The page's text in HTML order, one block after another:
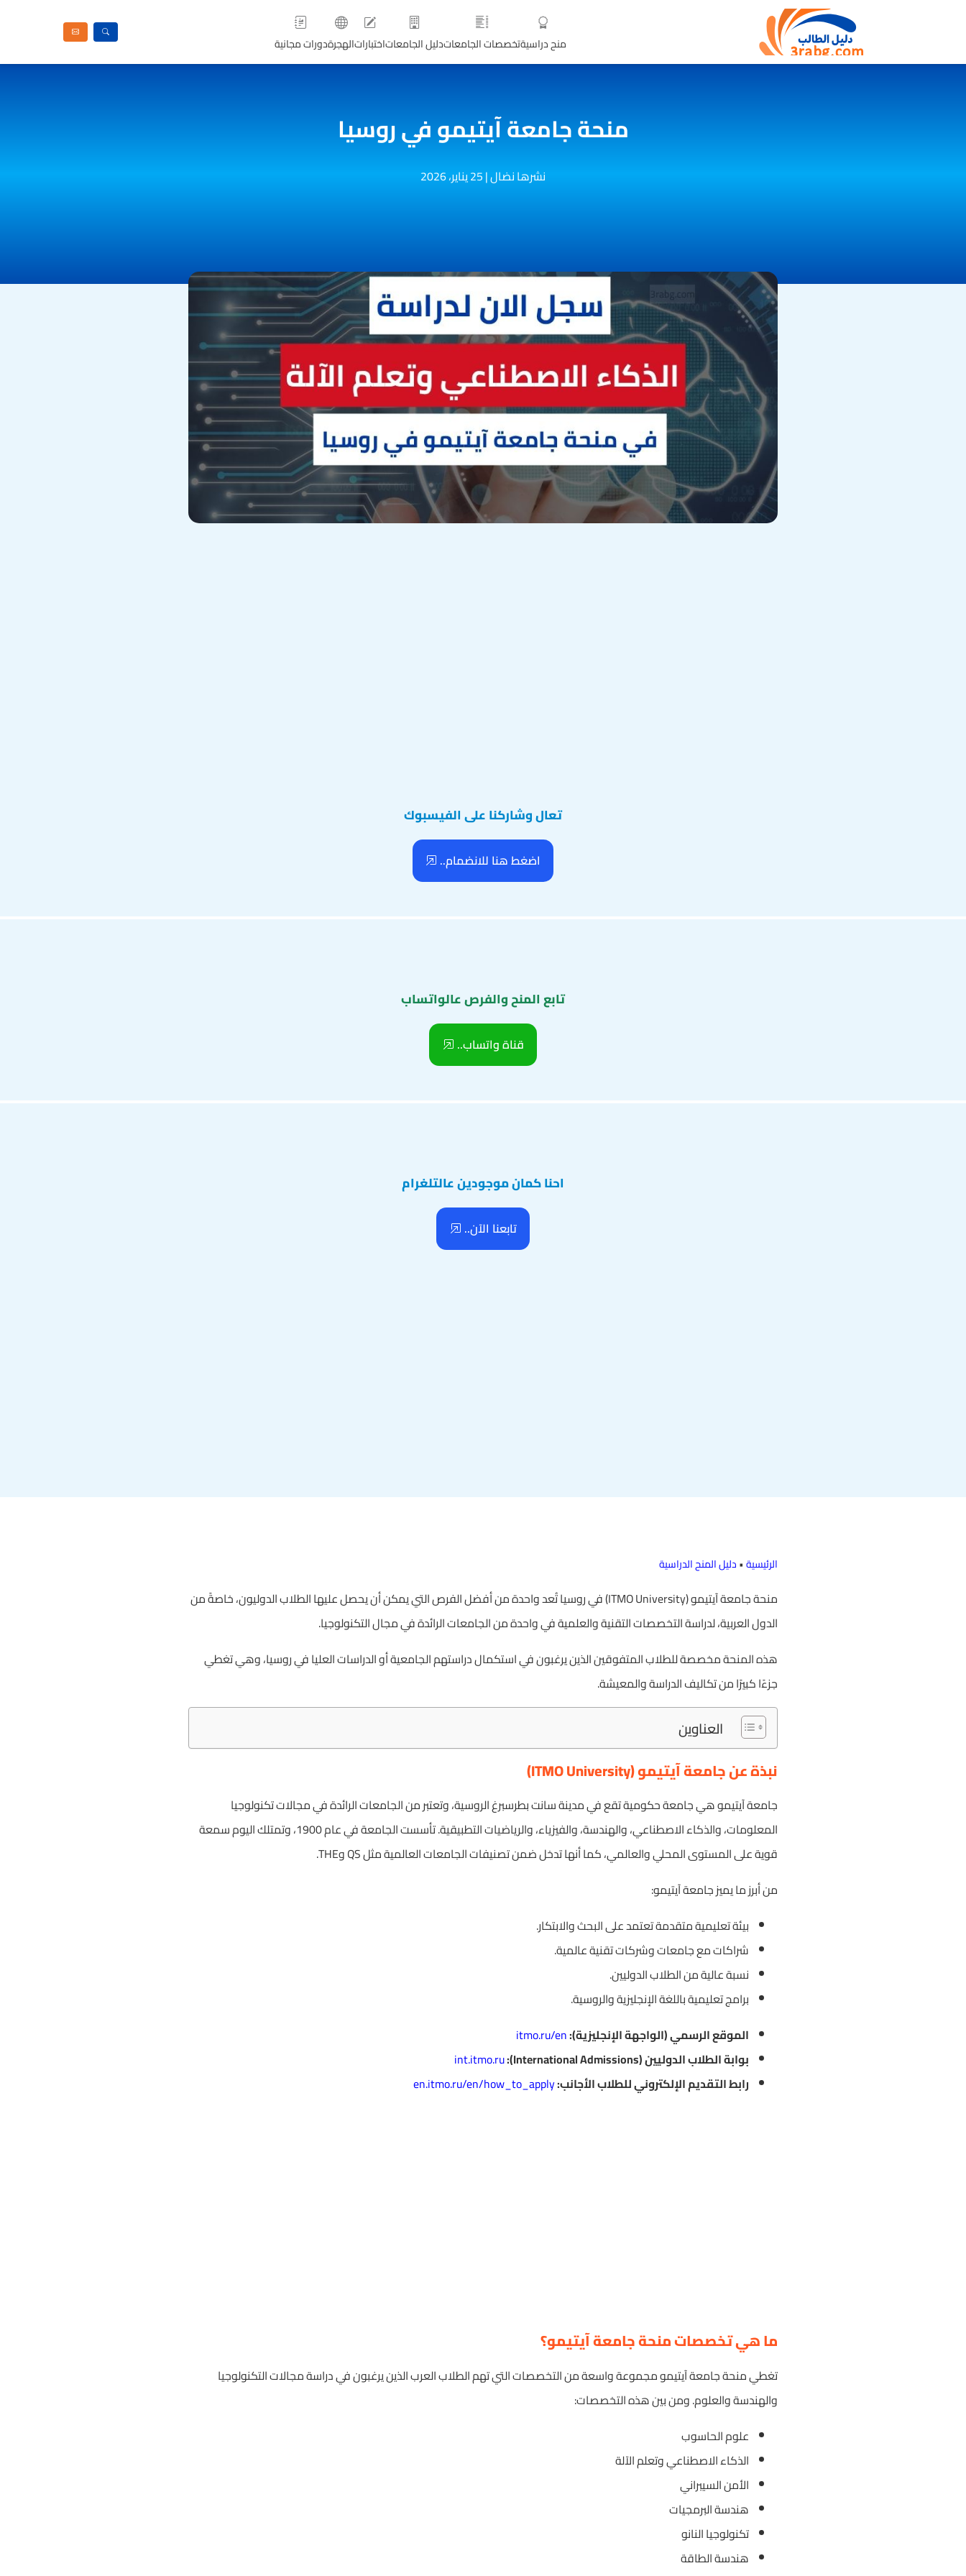
منح دراسيةتخصصات الجامعاتدليل الجامعاتاختباراتالهجرةدورات مجانية
منحة جامعة آيتيمو في روسيا
نشرها نضال|25 يناير، 2026
تعال وشاركنا على الفيسبوك
اضغط هنا للانضمام..
تابع المنح والفرص عالواتساب
قناة واتساب..
احنا كمان موجودين عالتلغرام
تابعنا الآن..
الرئيسية•دليل المنح الدراسية
منحة جامعة آيتيمو (ITMO University) في روسيا تُعد واحدة من أفضل الفرص التي يمكن أن يحصل عليها الطلاب الدوليون، خاصةً من
الدول العربية، لدراسة التخصصات التقنية والعلمية في واحدة من الجامعات الرائدة في مجال التكنولوجيا.
هذه المنحة مخصصة للطلاب المتفوقين الذين يرغبون في استكمال دراستهم الجامعية أو الدراسات العليا في روسيا، وهي تغطي
جزءًا كبيرًا من تكاليف الدراسة والمعيشة.
العناوين
نبذة عن جامعة آيتيمو (ITMO University)
جامعة آيتيمو هي جامعة حكومية تقع في مدينة سانت بطرسبرغ الروسية، وتعتبر من الجامعات الرائدة في مجالات تكنولوجيا
المعلومات، والذكاء الاصطناعي، والهندسة، والفيزياء، والرياضيات التطبيقية. تأسست الجامعة في عام 1900، وتمتلك اليوم سمعة
قوية على المستوى المحلي والعالمي، كما أنها تدخل ضمن تصنيفات الجامعات العالمية مثل QS وTHE.
من أبرز ما يميز جامعة آيتيمو:
بيئة تعليمية متقدمة تعتمد على البحث والابتكار.
شراكات مع جامعات وشركات تقنية عالمية.
نسبة عالية من الطلاب الدوليين.
برامج تعليمية باللغة الإنجليزية والروسية.
الموقع الرسمي (الواجهة الإنجليزية):itmo.ru/en
بوابة الطلاب الدوليين (International Admissions):
int.itmo.ru
رابط التقديم الإلكتروني للطلاب الأجانب:en.itmo.ru/en/how_to_apply
ما هي تخصصات منحة جامعة آيتيمو؟
تغطي منحة جامعة آيتيمو مجموعة واسعة من التخصصات التي تهم الطلاب العرب الذين يرغبون في دراسة مجالات التكنولوجيا
والهندسة والعلوم. ومن بين هذه التخصصات:
علوم الحاسوب
الذكاء الاصطناعي وتعلم الآلة
الأمن السيبراني
هندسة البرمجيات
تكنولوجيا النانو
هندسة الطاقة